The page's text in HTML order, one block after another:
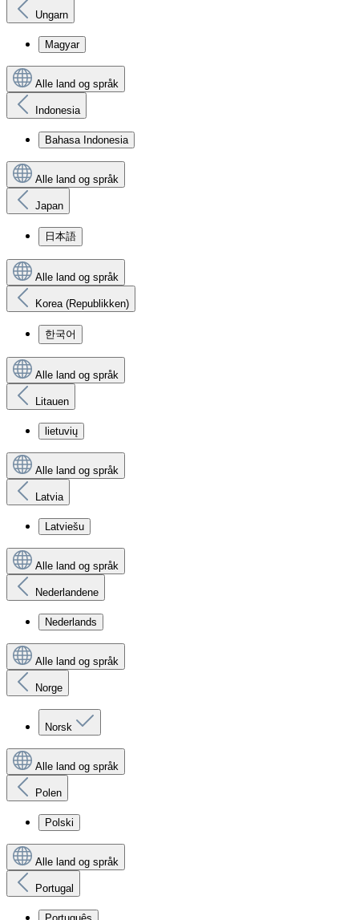
Ungarn
Magyar
Alle land og språk
Indonesia
Bahasa Indonesia
Alle land og språk
Japan
日本語
Alle land og språk
Korea (Republikken)
한국어
Alle land og språk
Litauen
lietuvių
Alle land og språk
Latvia
Latviešu
Alle land og språk
Nederlandene
Nederlands
Alle land og språk
Norge
Norsk
Alle land og språk
Polen
Polski
Alle land og språk
Portugal